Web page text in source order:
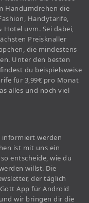
Handumdrehen die
Handytarife,
Hotel uvm. Sei dabei,
Preisknaller
die mindestens
Unter den besten
du beispielsweise
für 3,99€ pro Monat
alles und noch viel
informiert werden
ist mit uns ein
entscheide, wie du
willst. Die
der täglich
App für Android
wir bringen dir die